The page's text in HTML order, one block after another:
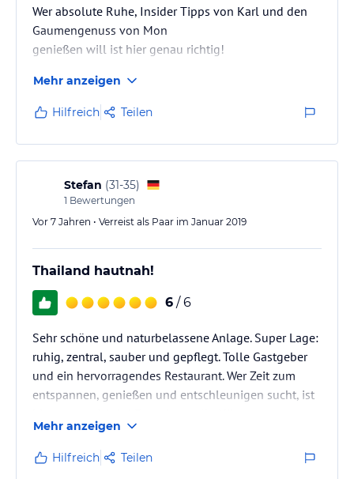
Wer absolute Ruhe, Insider Tipps von Karl und den
Gaumengenuss von Mon
genießen will ist hier genau richtig!
Mehr anzeigen
Hilfreich Teilen
Stefan (31-35)
1 Bewertungen
Vor 7 Jahren • Verreist als Paar im Januar 2019
Thailand hautnah!
6 / 6
Sehr schöne und naturbelassene Anlage. Super Lage:
ruhig, zentral, sauber und gepflegt. Tolle Gastgeber
und ein hervorragendes Restaurant. Wer Zeit zum
entspannen, genießen und entschleunigen sucht, ist
Verfügung, an denen es an Nichts mangelt. Karl als
Gastgeber ist ständig bemüht, alles zur vollsten
Zufriedenheit umzusetzen und hat immer tolle Tipps
Mehr anzeigen
Hilfreich Teilen